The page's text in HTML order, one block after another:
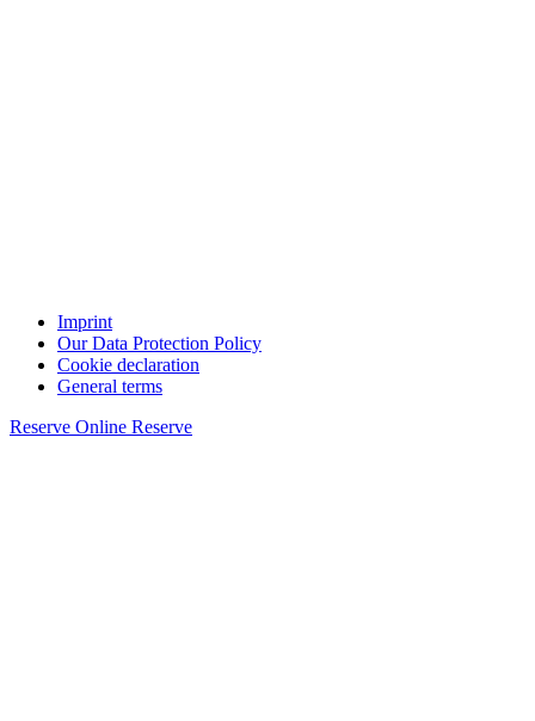
Imprint
Our Data Protection Policy
Cookie declaration
General terms
Reserve Online Reserve